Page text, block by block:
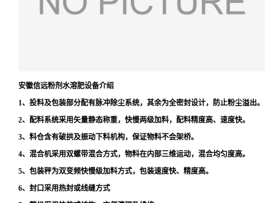
安徽信远粉剂水溶肥设备介绍
1、投料及包装部分配有脉冲除尘系统，其余为全密封设计，防止粉尘溢出。
2、配料系统采用矢量静态称重，快慢两级加料，配料精度高、速度快。
3、料仓含有破拱及振动下料机构，保证物料不会架桥。
4、混合机采用双螺带混合方式，物料在内部三维运动，混合均匀度高。
5、包装秤为双变频快慢级加料方式，包装速度快、精度高。
6、封口采用热封或线缝方式